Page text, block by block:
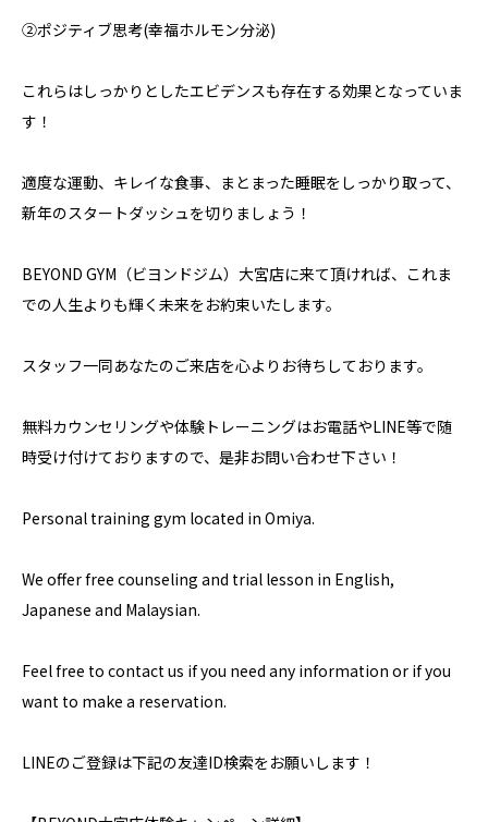
②ポジティブ思考(幸福ホルモン分泌)
これらはしっかりとしたエビデンスも存在する効果となっていま
す！
適度な運動、キレイな食事、まとまった睡眠をしっかり取って、
新年のスタートダッシュを切りましょう！
BEYOND GYM（ビヨンドジム）大宮店に来て頂ければ、これま
での人生よりも輝く未来をお約束いたします。
スタッフ一同あなたのご来店を心よりお待ちしております。
無料カウンセリングや体験トレーニングはお電話やLINE等で随
時受け付けておりますので、是非お問い合わせ下さい！
Personal training gym located in Omiya.
We offer free counseling and trial lesson in English,
Japanese and Malaysian.
Feel free to contact us if you need any information or if you
want to make a reservation.
LINEのご登録は下記の友達ID検索をお願いします！